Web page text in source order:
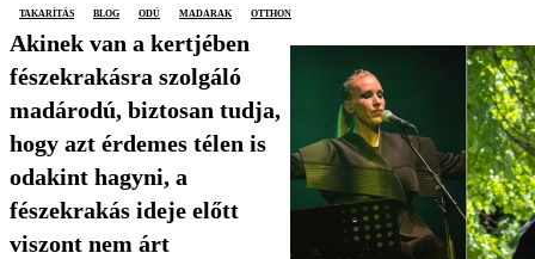
takarítás
blog odú madarak otthon
Akinek van a kertjében
fészekrakásra szolgáló
madárodú, biztosan tudja,
hogy azt érdemes télen is
odakint hagyni, a
fészekrakás ideje előtt
viszont nem árt